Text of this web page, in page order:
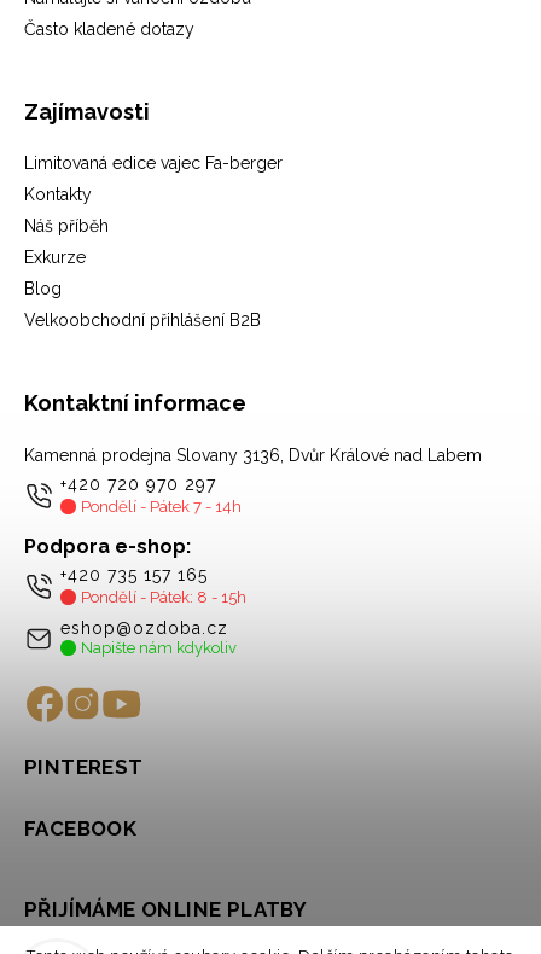
Často kladené dotazy
Zajímavosti
Limitovaná edice vajec Fa-berger
Kontakty
Náš příběh
Exkurze
Blog
Velkoobchodní přihlášení B2B
Kontaktní informace
Kamenná prodejna Slovany 3136, Dvůr Králové nad Labem
+420 720 970 297
Pondělí - Pátek 7 - 14h
Podpora e-shop:
+420 735 157 165
Pondělí - Pátek: 8 - 15h
eshop@ozdoba.cz
Napište nám kdykoliv
PINTEREST
FACEBOOK
PŘIJÍMÁME ONLINE PLATBY